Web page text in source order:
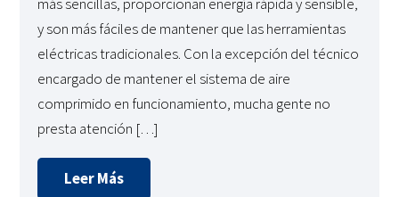
y son más fáciles de mantener que las herramientas
eléctricas tradicionales. Con la excepción del técnico
encargado de mantener el sistema de aire
comprimido en funcionamiento, mucha gente no
presta atención […]
Leer Más